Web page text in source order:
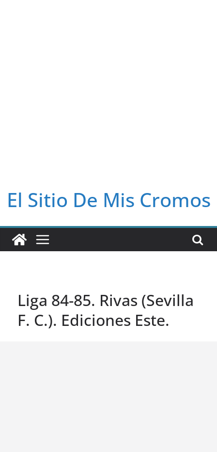
El Sitio De Mis Cromos
Liga 84-85. Rivas (Sevilla
F. C.). Ediciones Este.